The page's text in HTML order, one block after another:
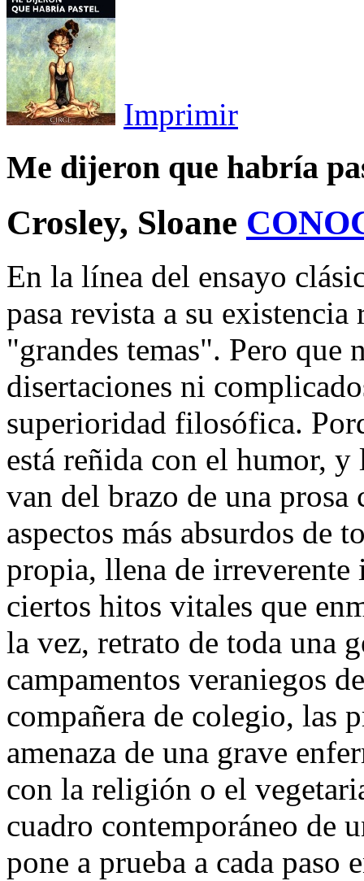
Imprimir
Me dijeron que habría
Crosley, Sloane
En la línea del ensayo
pasa revista a su
"grandes temas". Pero que
disertaciones ni
superioridad filosófica.
está reñida con el humor,
van del brazo de una prosa
aspectos más absurdos de
propia, llena de irreverente
ciertos hitos vitales que
la vez, retrato de toda una
campamentos veraniegos
compañera de colegio, las
amenaza de una grave
con la religión o el
cuadro contemporáneo de
pone a prueba a cada paso